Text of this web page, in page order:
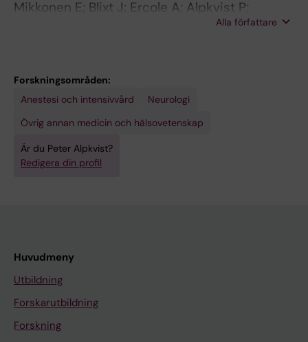
Mikkonen E; Blixt J; Ercole A; Alpkvist P;
Skoldbring R; Bellander B-M; Weitzberg E;
Alla författare
Forskningsområden:
Anestesi och intensivvård
Neurologi
Övrig annan medicin och hälsovetenskap
Är du Peter Alpkvist?
Redigera din profil
Huvudmeny
Utbildning
Forskarutbildning
Forskning